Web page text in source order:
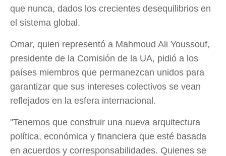
que nunca, dados los crecientes desequilibrios en
el sistema global.
Omar, quien representó a Mahmoud Ali Youssouf,
presidente de la Comisión de la UA, pidió a los
países miembros que permanezcan unidos para
garantizar que sus intereses colectivos se vean
reflejados en la esfera internacional.
"Tenemos que construir una nueva arquitectura
política, económica y financiera que esté basada
en acuerdos y corresponsabilidades. Quienes se